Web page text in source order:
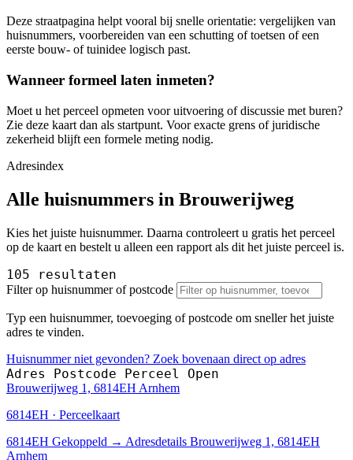
Deze straatpagina helpt vooral bij snelle orientatie: vergelijken van
huisnummers, voorbereiden van een schutting of toetsen of een
eerste bouw- of tuinidee logisch past.
Wanneer formeel laten inmeten?
Moet u het perceel opmeten voor uitvoering of discussie met buren?
Zie deze kaart dan als startpunt. Voor exacte grens of juridische
zekerheid blijft een formele meting nodig.
Adresindex
Alle huisnummers in Brouwerijweg
Kies het juiste huisnummer. Daarna controleert u gratis het perceel
op de kaart en bestelt u alleen een rapport als dit het juiste perceel is.
105 resultaten
Filter op huisnummer of postcode
Typ een huisnummer, toevoeging of postcode om sneller het juiste
adres te vinden.
Huisnummer niet gevonden? Zoek bovenaan direct op adres
Adres Postcode Perceel Open
Brouwerijweg 1, 6814EH Arnhem
6814EH · Perceelkaart
6814EH Gekoppeld → Adresdetails Brouwerijweg 1, 6814EH
Arnhem